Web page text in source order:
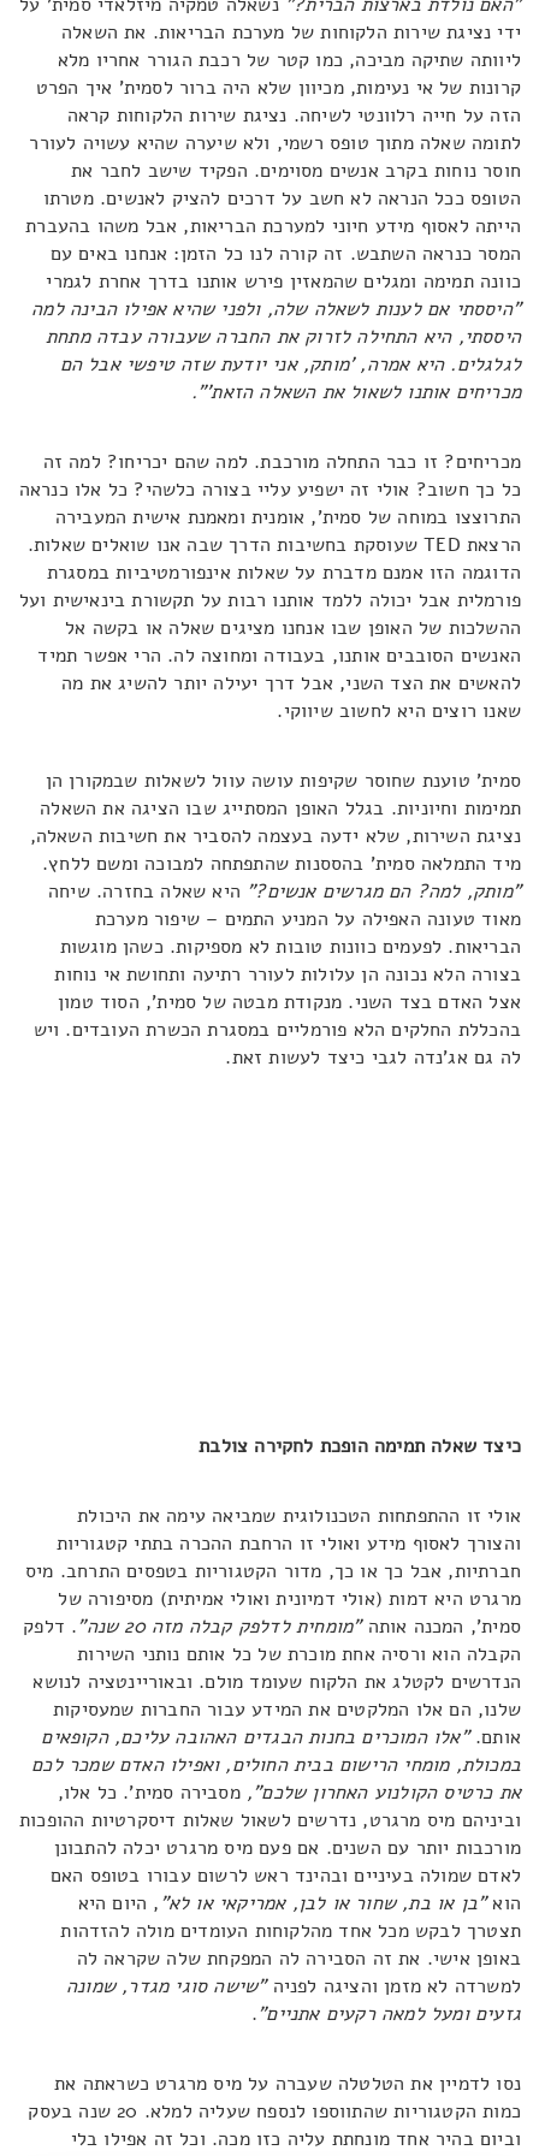
ידי נציגת שירות הלקוחות של מערכת הבריאות. את השאלה
ליוותה שתיקה מביכה, כמו קטר של רכבת הגורר אחריו מלא
קרונות של אי נעימות, מכיוון שלא היה ברור לסמית' איך הפרט
הזה על חייה רלוונטי לשיחה. נציגת שירות הלקוחות קראה
לתומה שאלה מתוך טופס רשמי, ולא שיערה שהיא עשויה לעורר
חוסר נוחות בקרב אנשים מסוימים. הפקיד שישב לחבר את
הטופס ככל הנראה לא חשב על דרכים להציק לאנשים. מטרתו
הייתה לאסוף מידע חיוני למערכת הבריאות, אבל משהו בהעברת
המסר כנראה השתבש. זה קורה לנו כל הזמן: אנחנו באים עם
כוונה תמימה ומגלים שהמאזין פירש אותנו בדרך אחרת לגמרי
"היססתי אם לענות לשאלה שלה,ולפני שהיא אפילו הבינה למה
היססתי, היא התחילה לזרוק את החברה שעבורה עבדה מתחת
לגלגלים. היא אמרה, 'מותק, אני יודעת שזה טיפשי אבל הם
מכריחים אותנו לשאול את השאלה הזאת'".
מכריחים? זו כבר התחלה מורכבת. למה שהם יכריחו? למה זה
כל כך חשוב? אולי זה ישפיע עליי בצורה כלשהי? כל אלו כנראה
התרוצצו במוחה של סמית', אומנית ומאמנת אישית המעבירה
הרצאת TED שעוסקת בחשיבות הדרך שבה אנו שואלים שאלות.
הדוגמה הזו אמנם מדברת על שאלות אינפורמטיביות במסגרת
פורמלית אבל יכולה ללמד אותנו רבות על תקשורת בינאישית ועל
ההשלכות של האופן שבו אנחנו מציגים שאלה או בקשה אל
האנשים הסובבים אותנו, בעבודה ומחוצה לה. הרי אפשר תמיד
להאשים את הצד השני, אבל דרך יעילה יותר להשיג את מה
שאנו רוצים היא לחשוב שיווקי.
סמית' טוענת שחוסר שקיפות עושה עוול לשאלות שבמקורן הן
תמימות וחיוניות. בגלל האופן המסתייג שבו הציגה את השאלה
נציגת השירות, שלא ידעה בעצמה להסביר את חשיבות השאלה,
מיד התמלאה סמית' בהססנות שהתפתחה למבוכה ומשם ללחץ.
"מותק, למה? הם מגרשים אנשים?" היא שאלה בחזרה. שיחה
מאוד טעונה האפילה על המניע התמים – שיפור מערכת
הבריאות. לפעמים כוונות טובות לא מספיקות. כשהן מוגשות
בצורה הלא נכונה הן עלולות לעורר רתיעה ותחושת אי נוחות
אצל האדם בצד השני. מנקודת מבטה של סמית', הסוד טמון
בהכללת החלקים הלא פורמליים במסגרת הכשרת העובדים. ויש
לה גם אג'נדה לגבי כיצד לעשות זאת.
כיצד שאלה תמימה הופכת לחקירה צולבת
אולי זו ההתפתחות הטכנולוגית שמביאה עימה את היכולת
והצורך לאסוף מידע ואולי זו הרחבת ההכרה בתתי קטגוריות
חברתיות, אבל כך או כך, מדור הקטגוריות בטפסים התרחב. מיס
מרגרט היא דמות (אולי דמיונית ואולי אמיתית) מסיפורה של
סמית', המכנה אותה"מומחית לדלפק קבלה מזה 20 שנה"
. דלפק
הקבלה הוא ורסיה אחת מוכרת של כל אותם נותני השירות
הנדרשים לקטלג את הלקוח שעומד מולם. ובאוריינטציה לנושא
שלנו, הם אלו המלקטים את המידע עבור החברות שמעסיקות
אותם."אלו המוכרים בחנות הבגדים האהובה עליכם, הקופאים
במכולת, מומחי הרישום בבית החולים, ואפילו האדם שמכר לכם
את כרטיס הקולנוע האחרון שלכם",מסבירה סמית'. כל אלו,
וביניהם מיס מרגרט, נדרשים לשאול שאלות דיסקרטיות ההופכות
מורכבות יותר עם השנים. אם פעם מיס מרגרט יכלה להתבונן
לאדם שמולה בעיניים ובהינד ראש לרשום עבורו בטופס האם
הוא"בן או בת, שחור או לבן, אמריקאי או לא", היום היא
תצטרך לבקש מכל אחד מהלקוחות העומדים מולה להזדהות
באופן אישי. את זה הסבירה לה המפקחת שלה שקראה לה
למשרדה לא מזמן והציגה לפניה"שישה סוגי מגדר, שמונה
גזעים ומעל למאה רקעים אתניים".
נסו לדמיין את הטלטלה שעברה על מיס מרגרט כשראתה את
כמות הקטגוריות שהתווספו לנספח שעליה למלא. 20 שנה בעסק
וביום בהיר אחד מונחתת עליה כזו מכה. וכל זה אפילו בלי